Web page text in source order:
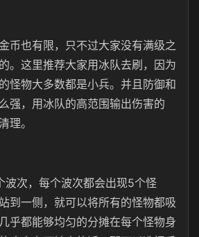
币也有限，只不过大家没有满级之
。这里推荐大家用冰队去刷，因为
怪物大多数都是小兵。并且防御和
强，用冰队的高范围输出伤害的
理。
波次，每个波次都会出现5个怪
到一侧，就可以将所有的怪物都吸
乎都能够均匀的分摊在每个怪物身